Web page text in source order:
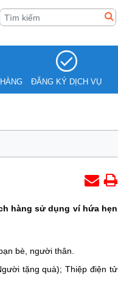
ĐĂNG KÝ DỊCH VỤ
hàng sử dụng ví hứa hẹn
bè, người thân.
tặng quà); Thiệp điện tử